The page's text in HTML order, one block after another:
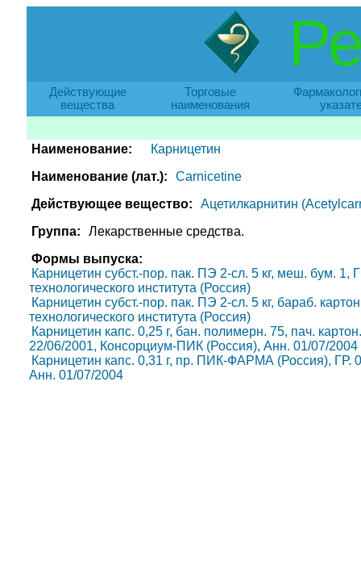
Действующие
вещества
Торговые
наименования
Наименование:
Карницетин
Наименование (лат.):
Carnicetine
Действующее вещество:
Ацетилкарнитин
Группа:
Лекарственные средства.
Формы выпуска:
Карницетин субст.-пор. пак. ПЭ 2-сл. 5 кг, меш. бум.
технологического института (Россия)
Карницетин субст.-пор. пак. ПЭ 2-сл. 5 кг, бараб.
технологического института (Россия)
Карницетин капс. 0,25 г, бан. полимерн. 75, пач.
22/06/2001, Консорциум-ПИК (Россия), Анн. 01/07/2004
Карницетин капс. 0,31 г, пр. ПИК-ФАРМА (Россия), ГР.
Анн. 01/07/2004